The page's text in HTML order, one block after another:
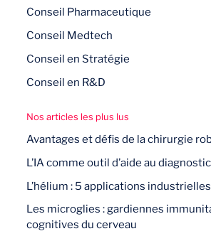
Conseil Pharmaceutique
Conseil Medtech
Conseil en Stratégie
Conseil en R&D
Nos articles les plus lus
Avantages et défis de la chirurgie
L’IA comme outil d’aide au
L’hélium : 5 applications
Les microglies : gardiennes
cognitives du cerveau